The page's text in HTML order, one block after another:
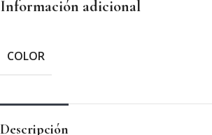
Información adicional
COLOR
Descripción